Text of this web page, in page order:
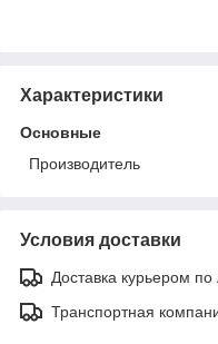
Характеристики
Основные
Производитель
Условия доставки
Доставка курьером
Транспортная